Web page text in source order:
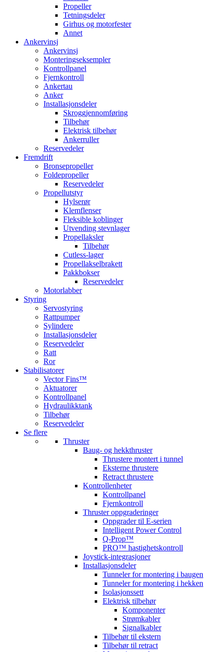
Propeller
Tetningsdeler
Girhus og motorfester
Annet
Ankervinsj
Ankervinsj
Monteringseksempler
Kontrollpanel
Fjernkontroll
Ankertau
Anker
Installasjonsdeler
Skroggjennomføring
Tilbehør
Elektrisk tilbehør
Ankerruller
Reservedeler
Fremdrift
Bronsepropeller
Foldepropeller
Reservedeler
Propellutstyr
Hylserør
Klemflenser
Fleksible koblinger
Utvending stevnlager
Propellaksler
Tilbehør
Cutless-lager
Propellakselbrakett
Pakkbokser
Reservedeler
Motorlabber
Styring
Servostyring
Rattpumper
Sylindere
Installasjonsdeler
Reservedeler
Ratt
Ror
Stabilisatorer
Vector Fins™
Aktuatorer
Kontrollpanel
Hydraulikktank
Tilbehør
Reservedeler
Se flere
Thruster
Baug- og hekkthruster
Thrustere montert i tunnel
Eksterne thrustere
Retract thrustere
Kontrollenheter
Kontrollpanel
Fjernkontroll
Thruster oppgraderinger
Oppgrader til E-serien
Intelligent Power Control
Q-Prop™
PRO™ hastighetskontroll
Joystick-integrasjoner
Installasjonsdeler
Tunneler for montering i baugen
Tunneler for montering i hekken
Isolasjonssett
Elektrisk tilbehør
Komponenter
Strømkabler
Signalkabler
Tilbehør til ekstern
Tilbehør til retract